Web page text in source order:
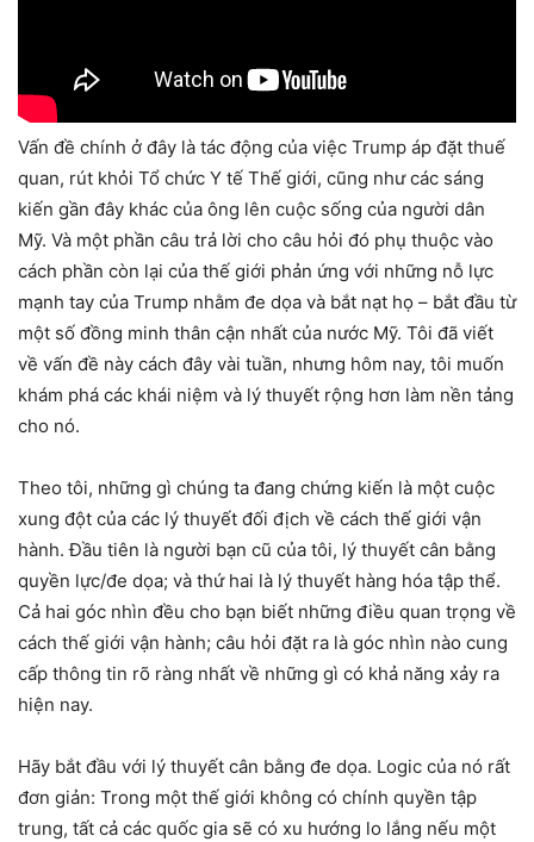
Vấn đề chính ở đây là tác động của việc Trump áp đặt thuế
quan, rút khỏi Tổ chức Y tế Thế giới, cũng như các sáng
kiến gần đây khác của ông lên cuộc sống của người dân
Mỹ. Và một phần câu trả lời cho câu hỏi đó phụ thuộc vào
cách phần còn lại của thế giới phản ứng với những nỗ lực
mạnh tay của Trump nhằm đe dọa và bắt nạt họ – bắt đầu từ
một số đồng minh thân cận nhất của nước Mỹ. Tôi đã viết
về vấn đề này cách đây vài tuần, nhưng hôm nay, tôi muốn
khám phá các khái niệm và lý thuyết rộng hơn làm nền tảng
cho nó.
Theo tôi, những gì chúng ta đang chứng kiến là một cuộc
xung đột của các lý thuyết đối địch về cách thế giới vận
hành. Đầu tiên là người bạn cũ của tôi, lý thuyết cân bằng
quyền lực/đe dọa; và thứ hai là lý thuyết hàng hóa tập thể.
Cả hai góc nhìn đều cho bạn biết những điều quan trọng về
cách thế giới vận hành; câu hỏi đặt ra là góc nhìn nào cung
cấp thông tin rõ ràng nhất về những gì có khả năng xảy ra
hiện nay.
Hãy bắt đầu với lý thuyết cân bằng đe dọa. Logic của nó rất
đơn giản: Trong một thế giới không có chính quyền tập
trung, tất cả các quốc gia sẽ có xu hướng lo lắng nếu một